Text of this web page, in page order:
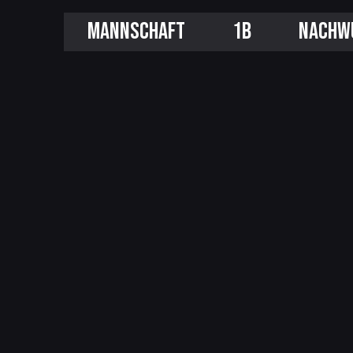
MANNSCHAFT 1B